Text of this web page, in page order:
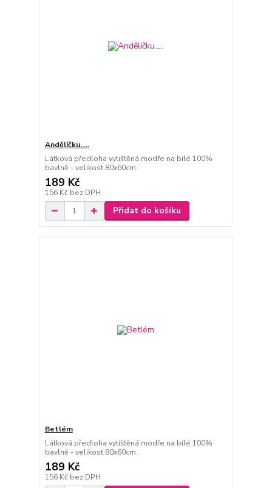
Andělíčku.....
Látková předloha vytištěná modře na bílé 100%
bavlně - velikost 80x60cm.
189 Kč
156 Kč bez DPH
Přidat do košíku
Betlém
Látková předloha vytištěná modře na bílé 100%
bavlně - velikost 80x60cm.
189 Kč
156 Kč bez DPH